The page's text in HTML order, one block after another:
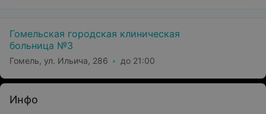
Гомельская городская клиническая
больница №3
Гомель, ул. Ильича, 286 до 21:00
Инфо